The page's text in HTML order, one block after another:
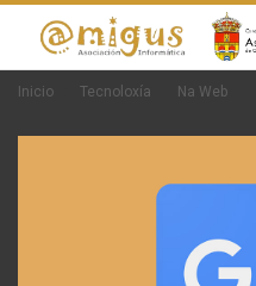
Inicio Tecnoloxía Na Web